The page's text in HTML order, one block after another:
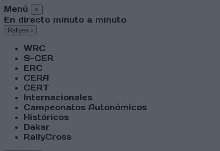
Menú ×
En directo minuto a minuto
Rallyes ›
WRC
S-CER
ERC
CERA
CERT
Internacionales
Campeonatos Autonómicos
Históricos
Dakar
RallyCross